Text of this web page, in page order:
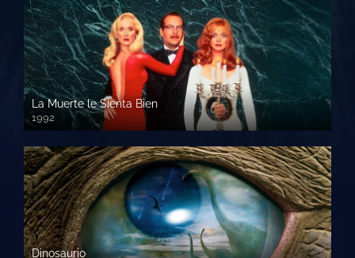
La Muerte le Sienta Bien
1992
720p HD
Dinosaurio